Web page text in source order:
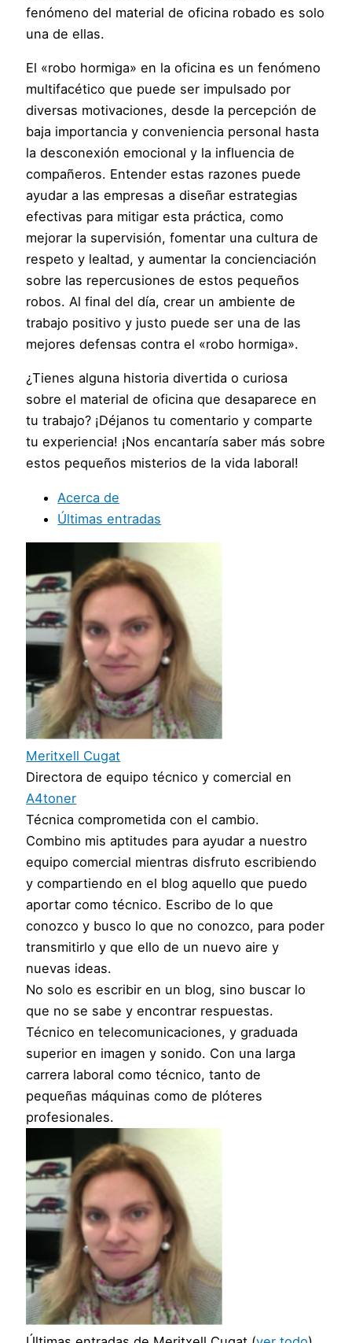
fenómeno del material de oficina robado es solo
una de ellas.
El «robo hormiga» en la oficina es un fenómeno
multifacético que puede ser impulsado por
diversas motivaciones, desde la percepción de
baja importancia y conveniencia personal hasta
la desconexión emocional y la influencia de
compañeros. Entender estas razones puede
ayudar a las empresas a diseñar estrategias
efectivas para mitigar esta práctica, como
mejorar la supervisión, fomentar una cultura de
respeto y lealtad, y aumentar la concienciación
sobre las repercusiones de estos pequeños
robos. Al final del día, crear un ambiente de
trabajo positivo y justo puede ser una de las
mejores defensas contra el «robo hormiga».
¿Tienes alguna historia divertida o curiosa
sobre el material de oficina que desaparece en
tu trabajo? ¡Déjanos tu comentario y comparte
tu experiencia! ¡Nos encantaría saber más sobre
estos pequeños misterios de la vida laboral!
Acerca de
Últimas entradas
Meritxell Cugat
Directora de equipo técnico y comercial en
A4toner
Técnica comprometida con el cambio.
Combino mis aptitudes para ayudar a nuestro
equipo comercial mientras disfruto escribiendo
y compartiendo en el blog aquello que puedo
aportar como técnico. Escribo de lo que
conozco y busco lo que no conozco, para poder
transmitirlo y que ello de un nuevo aire y
nuevas ideas.
No solo es escribir en un blog, sino buscar lo
que no se sabe y encontrar respuestas.
Técnico en telecomunicaciones, y graduada
superior en imagen y sonido. Con una larga
carrera laboral como técnico, tanto de
pequeñas máquinas como de plóteres
profesionales.